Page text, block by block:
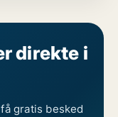
direkte i
gratis besked